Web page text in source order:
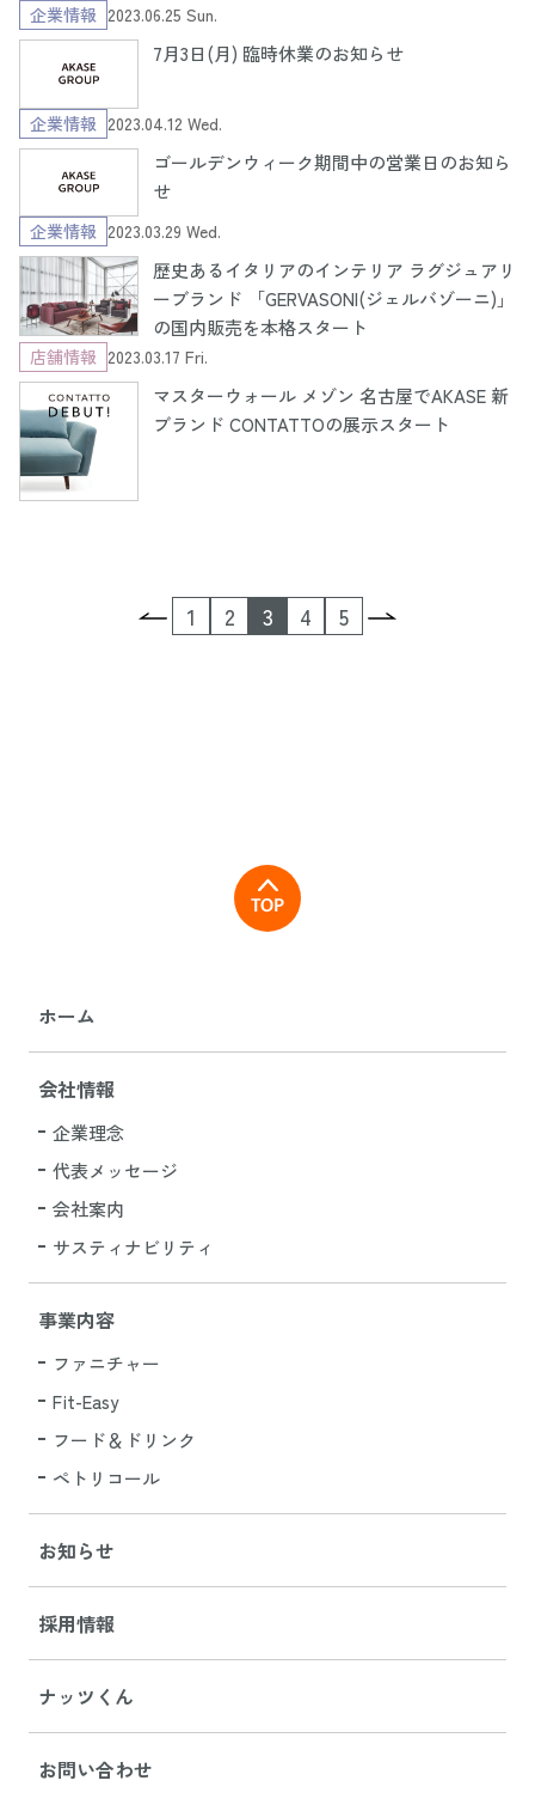
企業情報 2023.06.25 Sun.
7月3日(月) 臨時休業のお知らせ
企業情報 2023.04.12 Wed.
ゴールデンウィーク期間中の営業日のお知ら
せ
企業情報 2023.03.29 Wed.
歴史あるイタリアのインテリア ラグジュアリ
ーブランド 「GERVASONI(ジェルバゾーニ)」
の国内販売を本格スタート
店舗情報 2023.03.17 Fri.
マスターウォール メゾン 名古屋でAKASE 新
ブランド CONTATTOの展示スタート
1 2 3 4 5
ホーム
会社情報
企業理念
代表メッセージ
会社案内
サスティナビリティ
事業内容
ファニチャー
Fit-Easy
フード＆ドリンク
ペトリコール
お知らせ
採用情報
ナッツくん
お問い合わせ